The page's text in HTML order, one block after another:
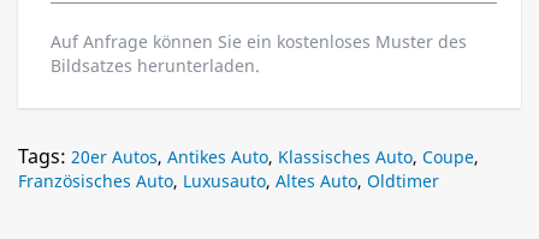
Auf Anfrage können Sie ein kostenloses Muster des
Bildsatzes herunterladen.
Tags: 20er Autos, Antikes Auto, Klassisches Auto, Coupe,
Französisches Auto, Luxusauto, Altes Auto, Oldtimer